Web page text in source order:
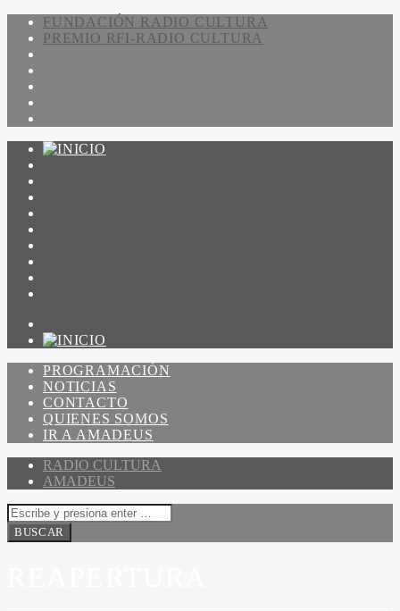
FUNDACIÓN RADIO CULTURA
PREMIO RFI-RADIO CULTURA
PROGRAMACIÓN
NOTICIAS
CONTACTO
QUIENES SOMOS
IR A AMADEUS
RADIO CULTURA
AMADEUS